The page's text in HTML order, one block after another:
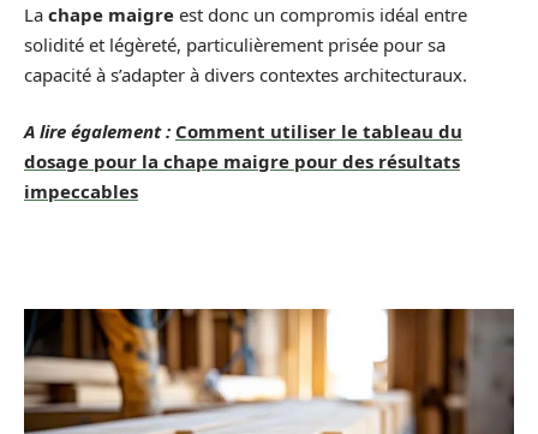
La chape maigre est donc un compromis idéal entre
solidité et légèreté, particulièrement prisée pour sa
capacité à s’adapter à divers contextes architecturaux.
A lire également : Comment utiliser le tableau du
dosage pour la chape maigre pour des résultats
impeccables